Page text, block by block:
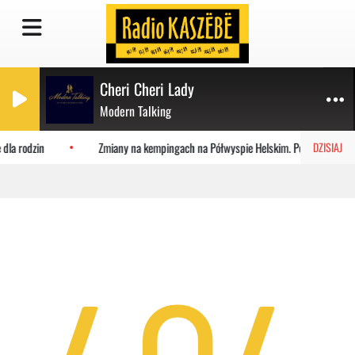
Cheri Cheri Lady
Modern Talking
DZISIAJ
rodzin Zmiany na kempingach na Półwyspie Helskim. Powstaje